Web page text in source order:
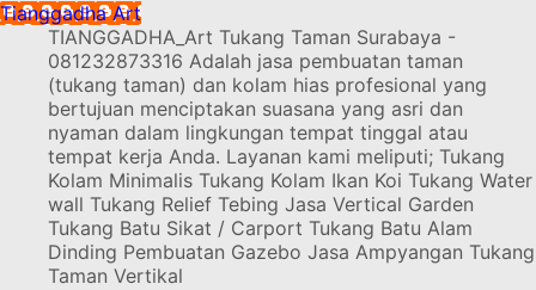
Tianggadha Art
TIANGGADHA_Art Tukang Taman Surabaya -
081232873316 Adalah jasa pembuatan taman
(tukang taman) dan kolam hias profesional yang
bertujuan menciptakan suasana yang asri dan
nyaman dalam lingkungan tempat tinggal atau
tempat kerja Anda. Layanan kami meliputi; Tukang
Kolam Minimalis Tukang Kolam Ikan Koi Tukang Water
wall Tukang Relief Tebing Jasa Vertical Garden
Tukang Batu Sikat / Carport Tukang Batu Alam
Dinding Pembuatan Gazebo Jasa Ampyangan Tukang
Taman Vertikal